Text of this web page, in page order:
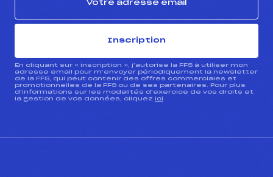
Inscription
En cliquant sur « inscription », j’autorise la FFS à utiliser mon
adresse email pour m’envoyer périodiquement la newsletter
de la FFS, qui peut contenir des offres commerciales et
promotionnelles de la FFS ou de ses partenaires. Pour plus
d’informations sur les modalités d’exercice de vos droits et
la gestion de vos données, cliquez ici